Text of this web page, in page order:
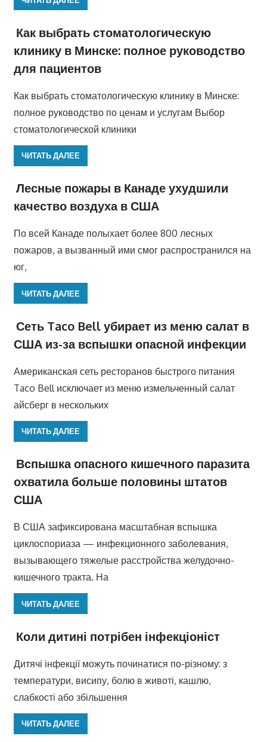
Как выбрать стоматологическую
клинику в Минске: полное руководство
для пациентов
Как выбрать стоматологическую клинику в Минске:
полное руководство по ценам и услугам Выбор
стоматологической клиники
ЧИТАТЬ ДАЛЕЕ
Лесные пожары в Канаде ухудшили
качество воздуха в США
По всей Канаде полыхает более 800 лесных
пожаров, а вызванный ими смог распространился на
юг,
ЧИТАТЬ ДАЛЕЕ
Сеть Taco Bell убирает из меню салат в
США из-за вспышки опасной инфекции
Американская сеть ресторанов быстрого питания
Taco Bell исключает из меню измельченный салат
айсберг в нескольких
ЧИТАТЬ ДАЛЕЕ
Вспышка опасного кишечного паразита
охватила больше половины штатов
США
В США зафиксирована масштабная вспышка
циклоспориаза — инфекционного заболевания,
вызывающего тяжелые расстройства желудочно-
кишечного тракта. На
ЧИТАТЬ ДАЛЕЕ
Коли дитині потрібен інфекціоніст
Дитячі інфекції можуть починатися по-різному: з
температури, висипу, болю в животі, кашлю,
слабкості або збільшення
ЧИТАТЬ ДАЛЕЕ